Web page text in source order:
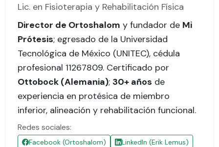
Lic. en Fisioterapia y Rehabilitación Física
Director de Ortoshalom y fundador de Mi
Prótesis; egresado de la Universidad
Tecnológica de México (UNITEC), cédula
profesional 11267809. Certificado por
Ottobock (Alemania); 30+ años de
experiencia en protésica de miembro
inferior, alineación y rehabilitación funcional.
Redes sociales:
Facebook (Ortoshalom)
LinkedIn (Erik Lemus)